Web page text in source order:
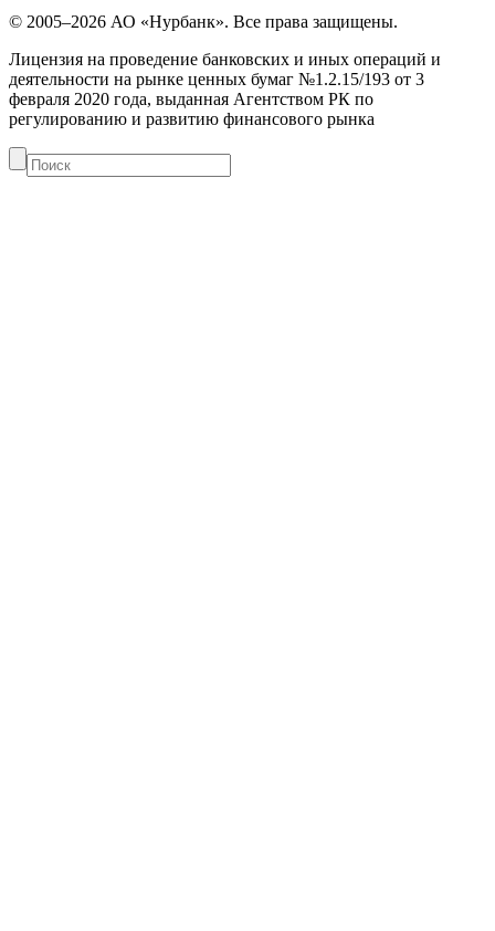
© 2005–2026 АО «Нурбанк». Все права защищены.
Лицензия на проведение банковских и иных операций и
деятельности на рынке ценных бумаг №1.2.15/193 от 3
февраля 2020 года, выданная Агентством РК по
регулированию и развитию финансового рынка